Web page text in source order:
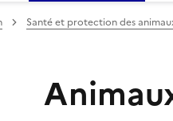
Santé et protection des